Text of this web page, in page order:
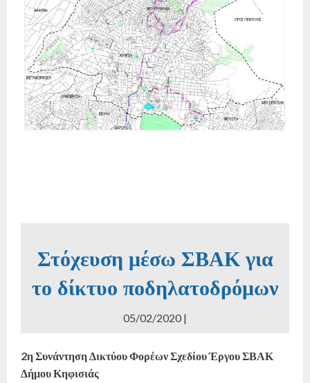
Στόχευση μέσω ΣΒΑΚ για
το δίκτυο ποδηλατοδρόμων
05/02/2020 |
2η Συνάντηση Δικτύου Φορέων Σχεδίου Έργου ΣΒΑΚ
Δήμου Κηφισιάς